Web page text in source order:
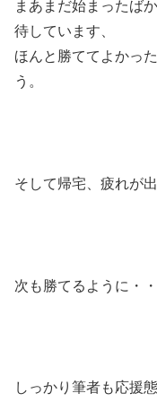
まあまだ始まったば
待しています、
ほんと勝ててよかっ
う。
そして帰宅、疲れが
次も勝てるように・・
しっかり筆者も応援